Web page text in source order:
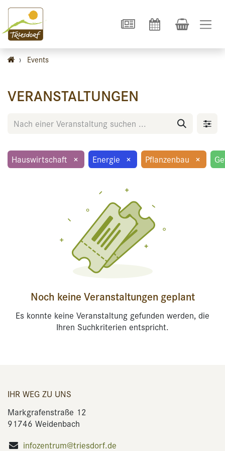
› Events
VERANSTALTUNGEN
Hauswirtschaft × Energie × Pflanzenbau ×
Noch keine Veranstaltungen geplant
Es konnte keine Veranstaltung gefunden werden, die
Ihren Suchkriterien entspricht.
IHR WEG ZU UNS
Markgrafenstraße 12
91746 Weidenbach
infozentrum@triesdorf.de